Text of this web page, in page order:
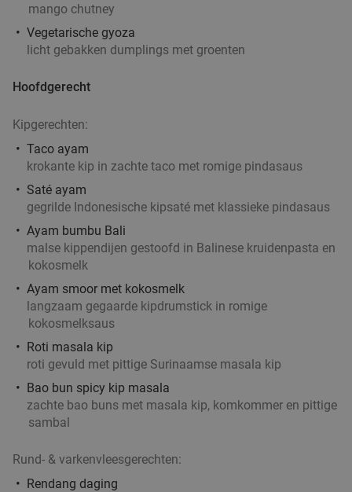
mango chutney
Vegetarische gyoza
licht gebakken dumplings met groenten
Hoofdgerecht
Kipgerechten:
Taco ayam
krokante kip in zachte taco met romige pindasaus
Saté ayam
gegrilde Indonesische kipsaté met klassieke pindasaus
Ayam bumbu Bali
malse kippendijen gestoofd in Balinese kruidenpasta en
kokosmelk
Ayam smoor met kokosmelk
langzaam gegaarde kipdrumstick in romige
kokosmelksaus
Roti masala kip
roti gevuld met pittige Surinaamse masala kip
Bao bun spicy kip masala
zachte bao buns met masala kip, komkommer en pittige
sambal
Rund- & varkenvleesgerechten:
Rendang daging